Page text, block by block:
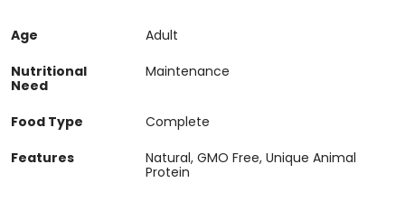
Age
Adult
Nutritional
Need
Maintenance
Food Type
Complete
Features
Natural, GMO Free, Unique Animal
Protein